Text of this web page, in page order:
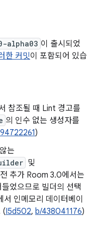
alpha03 이 출시되었
한 커밋이 포함되어 있습
참조될 때 Lint 경고를
의 인수 없는 생성자를
)
는
및
추가 Room 3.0에서는
었으므로 빌더의 선택
인메모리 데이터베이
(I5d502, b/438041176)